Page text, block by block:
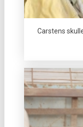
Carstens